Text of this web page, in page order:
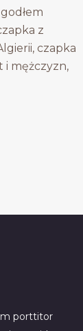
z
czapka
i mężczyzn,
porttitor